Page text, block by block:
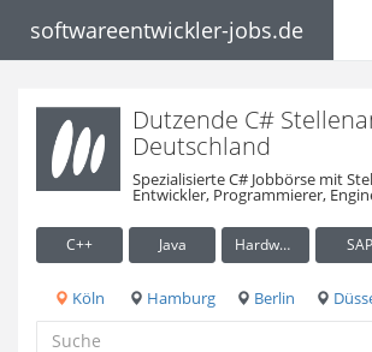
softwareentwickler-jobs.de
Dutzende C#
Deutschland
Spezialisierte C# Jobbörse mit
Entwickler, Programmierer,
C++ Java Hardware / Embedded SAP
Köln Hamburg Berlin